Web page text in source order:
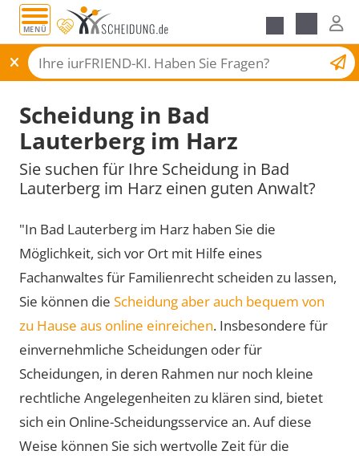
MENÜ
Scheidungsantrag
Scheidung in Bad
Lauterberg im Harz
Sie suchen für Ihre Scheidung in Bad
Lauterberg im Harz einen guten Anwalt?
"In Bad Lauterberg im Harz haben Sie die
Möglichkeit, sich vor Ort mit Hilfe eines
Fachanwaltes für Familienrecht scheiden zu lassen,
Sie können die Scheidung aber auch bequem von
zu Hause aus online einreichen. Insbesondere für
einvernehmliche Scheidungen oder für
Scheidungen, in deren Rahmen nur noch kleine
rechtliche Angelegenheiten zu klären sind, bietet
sich ein Online-Scheidungsservice an. Auf diese
Weise können Sie sich wertvolle Zeit für die